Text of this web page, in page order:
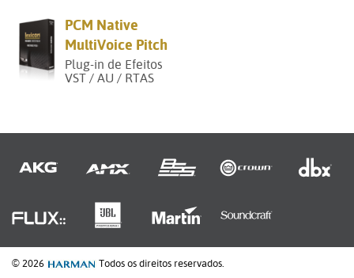
PCM Native
MultiVoice Pitch
Plug-in de Efeitos
VST / AU / RTAS
© 2026 Todos os direitos reservados.